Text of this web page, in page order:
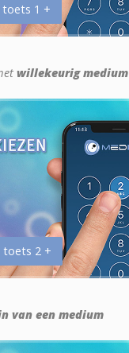
toets 1 +
willekeurig medium
toets 2 +
van een medium